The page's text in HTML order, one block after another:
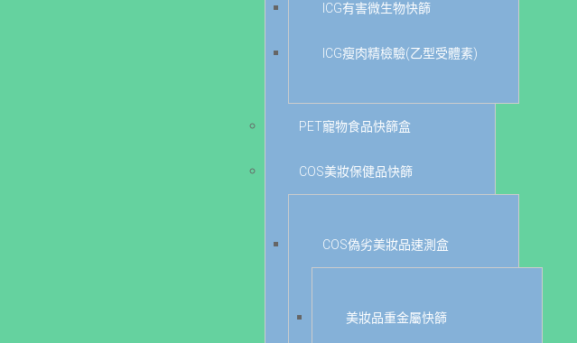
ICG有害微生物快篩
ICG瘦肉精檢驗(乙型受體素)
PET寵物食品快篩盒
COS美妝保健品快篩
COS偽劣美妝品速測盒
美妝品重金屬快篩